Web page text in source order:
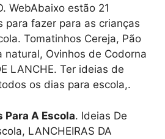
WebAbaixo estão 21
para fazer para as crianças
Tomatinhos Cereja, Pão
natural, Ovinhos de Codorna
LANCHE. Ter ideias de
os dias para escola,.
Para A Escola. Ideias De
LANCHEIRAS DA